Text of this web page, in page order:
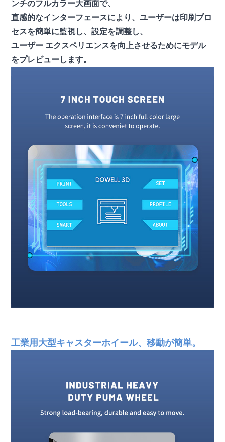
ンチのフルカラー大画面で、
直感的なインターフェースにより、ユーザーは印刷プロ
セスを簡単に監視し、設定を調整し、
ユーザー エクスペリエンスを向上させるためにモデル
をプレビューします。
工業用大型キャスターホイール、移動が簡単。